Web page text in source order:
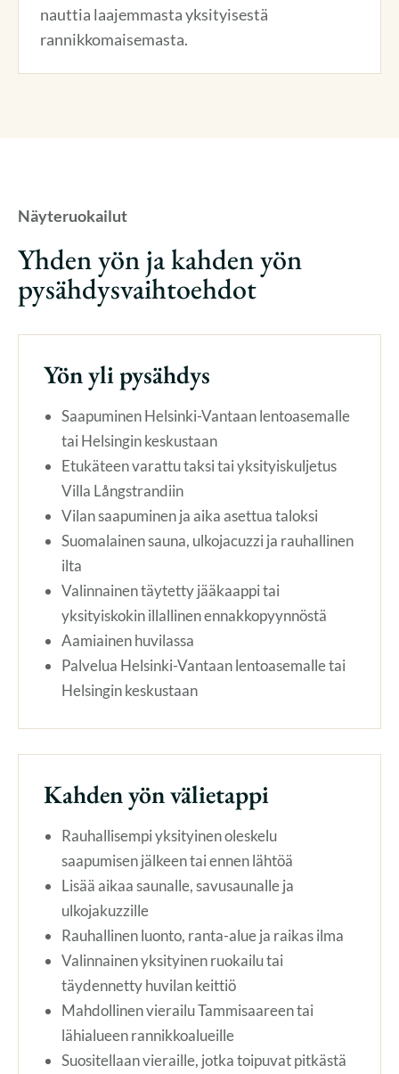
nauttia laajemmasta yksityisestä
rannikkomaisemasta.
Näyteruokailut
Yhden yön ja kahden yön
pysähdysvaihtoehdot
Yön yli pysähdys
Saapuminen Helsinki-Vantaan lentoasemalle
tai Helsingin keskustaan
Etukäteen varattu taksi tai yksityiskuljetus
Villa Långstrandiin
Vilan saapuminen ja aika asettua taloksi
Suomalainen sauna, ulkojacuzzi ja rauhallinen
ilta
Valinnainen täytetty jääkaappi tai
yksityiskokin illallinen ennakkopyynnöstä
Aamiainen huvilassa
Palvelua Helsinki-Vantaan lentoasemalle tai
Helsingin keskustaan
Kahden yön välietappi
Rauhallisempi yksityinen oleskelu
saapumisen jälkeen tai ennen lähtöä
Lisää aikaa saunalle, savusaunalle ja
ulkojakuzzille
Rauhallinen luonto, ranta-alue ja raikas ilma
Valinnainen yksityinen ruokailu tai
täydennetty huvilan keittiö
Mahdollinen vierailu Tammisaareen tai
lähialueen rannikkoalueille
Suositellaan vieraille, jotka toipuvat pitkästä